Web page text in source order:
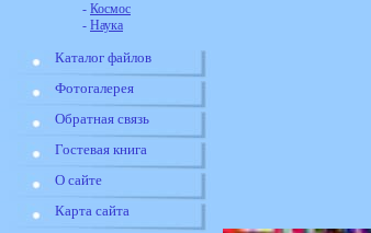
- Космос
- Наука
Каталог файлов
Фотогалерея
Обратная связь
Гостевая книга
О сайте
Карта сайта